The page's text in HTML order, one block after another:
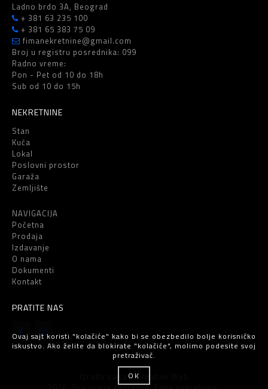
Ladno brdo 3A, Beograd
+ 381 63 235 100
+ 381 65 383 75 09
fimanekretnine@gmail.com
Broj u registru posrednika: 099
Radno vreme:
Pon - Pet od 10 do 18h
Sub od 10 do 15h
NEKRETNINE
Stan
Kuća
Lokal
Poslovni prostor
Garaža
Zemljište
NAVIGACIJA
Početna
Prodaja
Izdavanje
O nama
Dokumenti
Kontakt
PRATITE NAS
Izrada sajta - Creative Web
Ovaj sajt koristi "kolačiće" kako bi se obezbedilo bolje korisničko
iskustvo. Ako želite da blokirate "kolačiće", molimo podesite svoj
pretraživač.
OK